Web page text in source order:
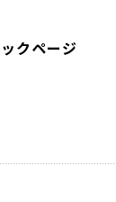
クページ